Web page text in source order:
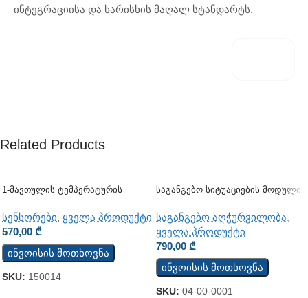
ინტეგრაციისა და ხარისხის მაღალ სტანდარტს.
Related Products
1-Მავთულის Ტემპერატურის
სენსორები, ყველა პროდუქტი
570,00 ₾
ინვოისის მოთხოვნა
SKU: 150014
Საგანგებო Სიტუაციების Მოდული
საგანგებო აღჭურვილობა,
ყველა პროდუქტი
790,00 ₾
ინვოისის მოთხოვნა
SKU: 04-00-0001